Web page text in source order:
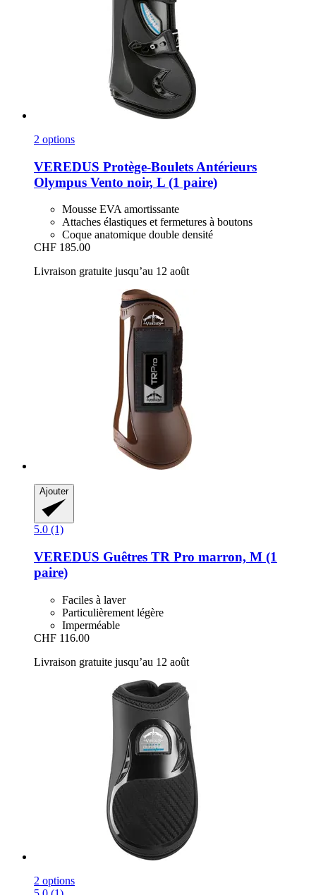
2 options
VEREDUS Protège-​Boulets Antérieurs
Olympus Vento noir, L (1 paire)
Mousse EVA amortissante
Attaches élastiques et fermetures à boutons
Coque anatomique double densité
CHF 185.00
Livraison gratuite jusqu’au 12 août
Ajouter
5.0 (1)
VEREDUS Guêtres TR Pro marron, M (1
paire)
Faciles à laver
Particulièrement légère
Imperméable
CHF 116.00
Livraison gratuite jusqu’au 12 août
2 options